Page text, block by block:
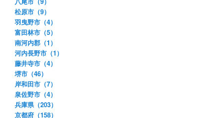
松原市（9）
羽曳野市（4）
富田林市（5）
南河内郡（1）
河内長野市（1）
藤井寺市（4）
堺市（46）
岸和田市（7）
泉佐野市（4）
兵庫県（203）
京都府（158）